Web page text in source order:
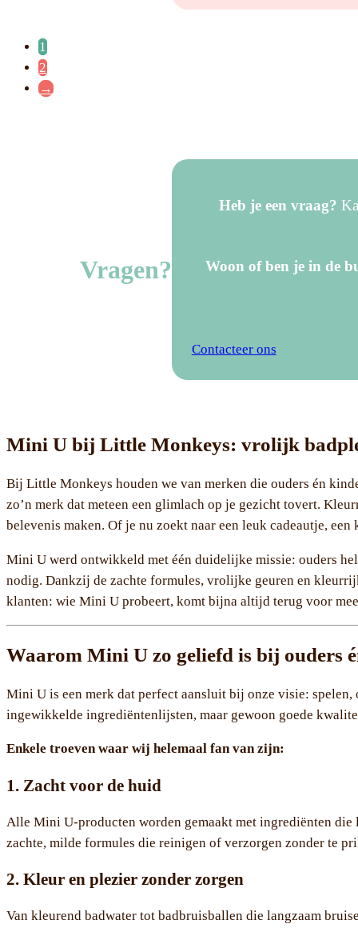
1
2
→
Vragen?
Heb je een vraag?
Woon of ben je in de
Contacteer ons
Mini U bij Little Monkeys: vrolijk
Bij Little Monkeys houden we van merken die ouders én
zo’n merk dat meteen een glimlach op je gezicht tovert.
belevenis maken. Of je nu zoekt naar een leuk cadeautje,
Mini U werd ontwikkeld met één duidelijke missie: ouders
nodig. Dankzij de zachte formules, vrolijke geuren en
klanten: wie Mini U probeert, komt bijna altijd terug voor
Waarom Mini U zo geliefd is bij ouders
Mini U is een merk dat perfect aansluit bij onze visie:
ingewikkelde ingrediëntenlijsten, maar gewoon goede
Enkele troeven waar wij helemaal fan van zijn:
1. Zacht voor de huid
Alle Mini U-producten worden gemaakt met ingrediënten
zachte, milde formules die reinigen of verzorgen zonder te
2. Kleur en plezier zonder zorgen
Van kleurend badwater tot badbruisballen die langzaam